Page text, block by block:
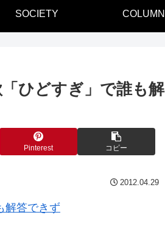
SOCIETY COLUMN
ひどすぎ」で誰も解
Pinterest コピー
2012.04.29